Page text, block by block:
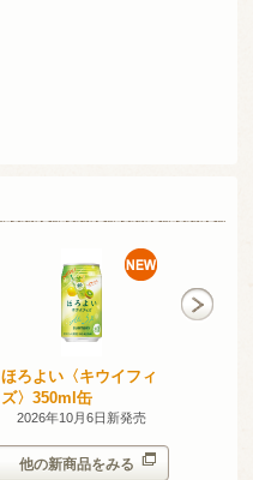
ほろよい〈キウイフィ
ズ〉350ml缶
2026年10月6日新発売
他の新商品をみる